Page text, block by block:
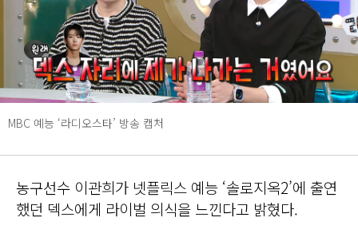
MBC 예능 ‘라디오스타’ 방송 캡처
농구선수 이관희가 넷플릭스 예능 ‘솔로지옥2’에 출연
했던 덱스에게 라이벌 의식을 느낀다고 밝혔다.